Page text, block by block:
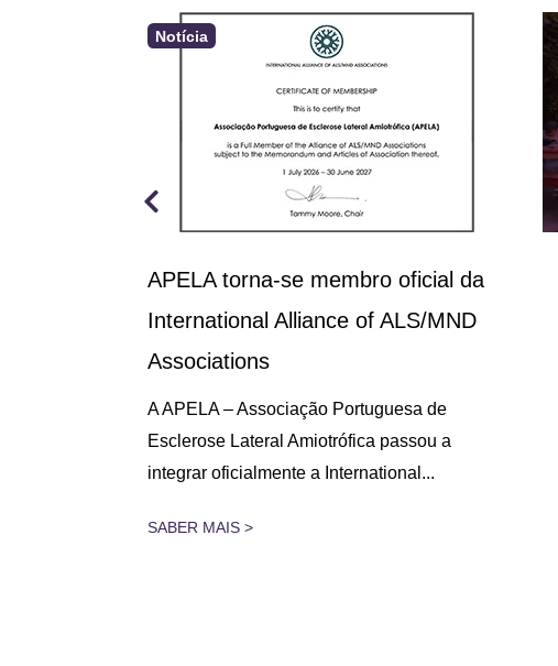
Notícia
APELA torna-se membro oficial da
International Alliance of ALS/MND
Associations
A APELA – Associação Portuguesa de
Esclerose Lateral Amiotrófica passou a
integrar oficialmente a International...
SABER MAIS >